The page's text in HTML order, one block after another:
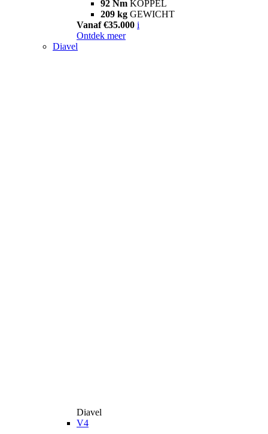
92 Nm KOPPEL
209 kg GEWICHT
Vanaf €35.000 i
Ontdek meer
Diavel
Diavel
V4